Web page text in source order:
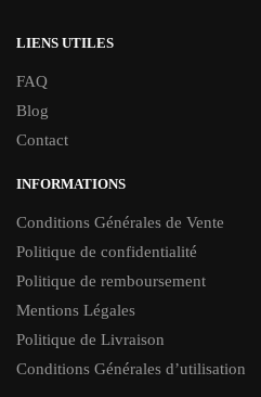
LIENS UTILES
FAQ
Blog
Contact
INFORMATIONS
Conditions Générales de Vente
Politique de confidentialité
Politique de remboursement
Mentions Légales
Politique de Livraison
Conditions Générales d’utilisation